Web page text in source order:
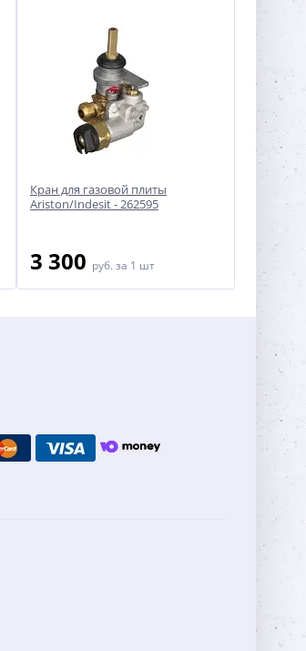
Кран для газовой плиты
Ariston/Indesit - 262595
3 300 руб. за 1 шт